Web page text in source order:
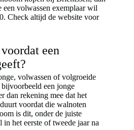
een volwassen exemplaar wil
Check altijd de website voor
een
volwassen of volgroeide
een jonge
dan rekening mee dat het
voordat die walnoten
is dit, onder de juiste
het eerste of tweede jaar na